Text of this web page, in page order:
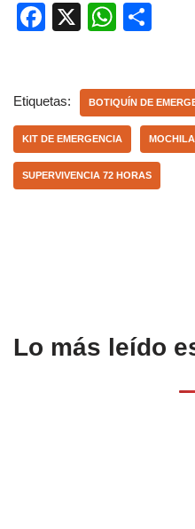
F
e
b
o
o
X
W
s
A
p
p
p
ar
tir
Etiquetas: BOTIQUÍN DE
KIT DE EMERGENCIA
SUPERVIVENCIA 72 HORAS
Lo más leído